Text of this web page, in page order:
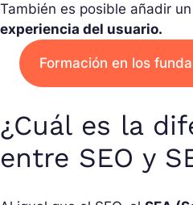
También es posible añadir
experiencia del usuario.
Formación en los
¿Cuál es la
entre SEO y